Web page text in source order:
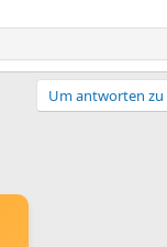
Um antworten